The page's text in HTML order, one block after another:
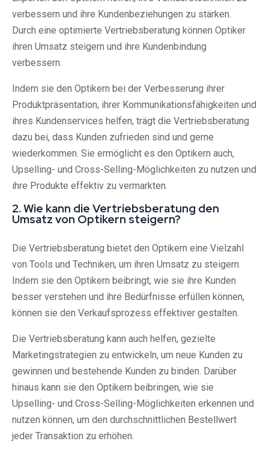
verbessern und ihre Kundenbeziehungen zu stärken.
Durch eine optimierte Vertriebsberatung können Optiker
ihren Umsatz steigern und ihre Kundenbindung
verbessern.
Indem sie den Optikern bei der Verbesserung ihrer
Produktpräsentation, ihrer Kommunikationsfähigkeiten und
ihres Kundenservices helfen, trägt die Vertriebsberatung
dazu bei, dass Kunden zufrieden sind und gerne
wiederkommen. Sie ermöglicht es den Optikern auch,
Upselling- und Cross-Selling-Möglichkeiten zu nutzen und
ihre Produkte effektiv zu vermarkten.
2. Wie kann die Vertriebsberatung den
Umsatz von Optikern steigern?
Die Vertriebsberatung bietet den Optikern eine Vielzahl
von Tools und Techniken, um ihren Umsatz zu steigern.
Indem sie den Optikern beibringt, wie sie ihre Kunden
besser verstehen und ihre Bedürfnisse erfüllen können,
können sie den Verkaufsprozess effektiver gestalten.
Die Vertriebsberatung kann auch helfen, gezielte
Marketingstrategien zu entwickeln, um neue Kunden zu
gewinnen und bestehende Kunden zu binden. Darüber
hinaus kann sie den Optikern beibringen, wie sie
Upselling- und Cross-Selling-Möglichkeiten erkennen und
nutzen können, um den durchschnittlichen Bestellwert
jeder Transaktion zu erhöhen.